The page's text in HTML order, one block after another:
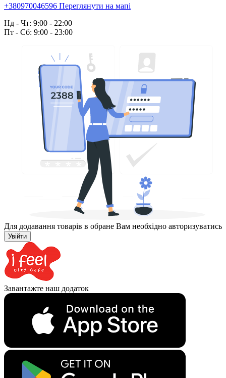
+380970046596 Переглянути на мапі
Нд - Чт: 9:00 - 22:00
Пт - Сб: 9:00 - 23:00
Для додавання товарів в обране Вам необхідно авторизуватись
Увійти
Завантажте наш додаток